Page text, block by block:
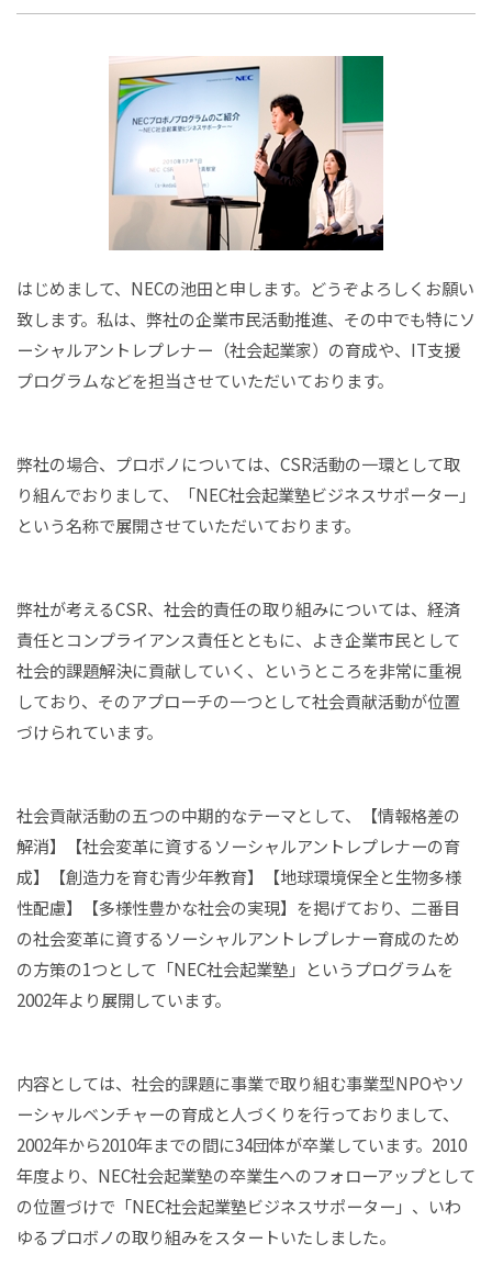
はじめまして、NECの池田と申します。どうぞよろしくお願い
致します。私は、弊社の企業市民活動推進、その中でも特にソ
ーシャルアントレプレナー（社会起業家）の育成や、IT支援
プログラムなどを担当させていただいております。
弊社の場合、プロボノについては、CSR活動の一環として取
り組んでおりまして、「NEC社会起業塾ビジネスサポーター」
という名称で展開させていただいております。
弊社が考えるCSR、社会的責任の取り組みについては、経済
責任とコンプライアンス責任とともに、よき企業市民として
社会的課題解決に貢献していく、というところを非常に重視
しており、そのアプローチの一つとして社会貢献活動が位置
づけられています。
社会貢献活動の五つの中期的なテーマとして、【情報格差の
解消】【社会変革に資するソーシャルアントレプレナーの育
成】【創造力を育む青少年教育】【地球環境保全と生物多様
性配慮】【多様性豊かな社会の実現】を掲げており、二番目
の社会変革に資するソーシャルアントレプレナー育成のため
の方策の1つとして「NEC社会起業塾」というプログラムを
2002年より展開しています。
内容としては、社会的課題に事業で取り組む事業型NPOやソ
ーシャルベンチャーの育成と人づくりを行っておりまして、
2002年から2010年までの間に34団体が卒業しています。2010
年度より、NEC社会起業塾の卒業生へのフォローアップとして
の位置づけで「NEC社会起業塾ビジネスサポーター」、いわ
ゆるプロボノの取り組みをスタートいたしました。